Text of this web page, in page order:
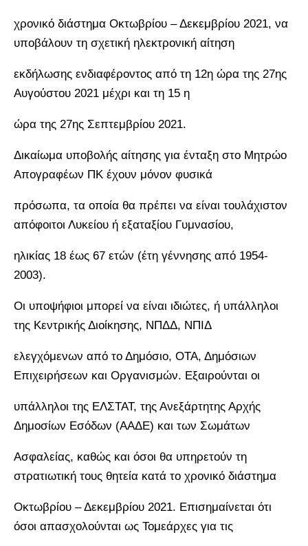
χρονικό διάστημα Οκτωβρίου – Δεκεμβρίου 2021, να
υποβάλουν τη σχετική ηλεκτρονική αίτηση
εκδήλωσης ενδιαφέροντος από τη 12η ώρα της 27ης
Αυγούστου 2021 μέχρι και τη 15 η
ώρα της 27ης Σεπτεμβρίου 2021.
Δικαίωμα υποβολής αίτησης για ένταξη στο Μητρώο
Απογραφέων ΠΚ έχουν μόνον φυσικά
πρόσωπα, τα οποία θα πρέπει να είναι τουλάχιστον
απόφοιτοι Λυκείου ή εξαταξίου Γυμνασίου,
ηλικίας 18 έως 67 ετών (έτη γέννησης από 1954-
2003).
Οι υποψήφιοι μπορεί να είναι ιδιώτες, ή υπάλληλοι
της Κεντρικής Διοίκησης, ΝΠΔΔ, ΝΠΙΔ
ελεγχόμενων από το Δημόσιο, ΟΤΑ, Δημόσιων
Επιχειρήσεων και Οργανισμών. Εξαιρούνται οι
υπάλληλοι της ΕΛΣΤΑΤ, της Ανεξάρτητης Αρχής
Δημοσίων Εσόδων (ΑΑΔΕ) και των Σωμάτων
Ασφαλείας, καθώς και όσοι θα υπηρετούν τη
στρατιωτική τους θητεία κατά το χρονικό διάστημα
Οκτωβρίου – Δεκεμβρίου 2021. Επισημαίνεται ότι
όσοι απασχολούνται ως Τομεάρχες για τις